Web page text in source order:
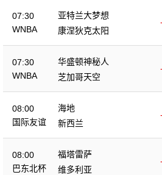
07:30
WNBA
亚特兰大梦想
-
康涅狄克太阳
07:30
WNBA
华盛顿神秘人
-
芝加哥天空
08:00
国际友谊
海地
-
新西兰
08:00
巴东北杯
福塔雷萨
-
维多利亚